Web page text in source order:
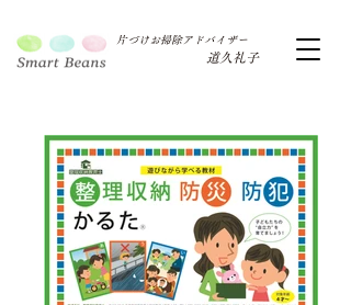
片づけお掃除アドバイザー
道久礼子